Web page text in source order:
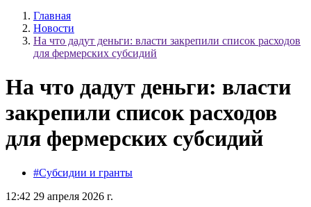
Главная
Новости
На что дадут деньги: власти закрепили список расходов
для фермерских субсидий
На что дадут деньги: власти
закрепили список расходов
для фермерских субсидий
#Субсидии и гранты
12:42 29 апреля 2026 г.